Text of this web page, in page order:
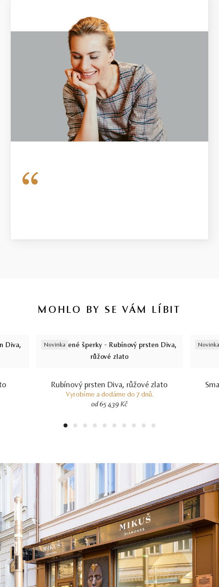
MOHLO BY SE VÁM LÍBIT
Novinka
Rubínový prsten Diva, růžové zlato
Vyrobíme a dodáme do 7 dnů.
od 65 439 Kč
Novinka
1 2 3 4 5 6 7 8 9 10